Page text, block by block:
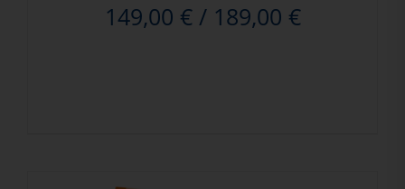
149,00 €/ 189,00 €